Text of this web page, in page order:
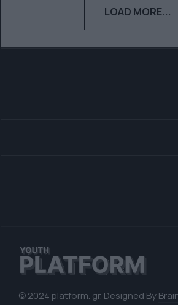
LOAD MORE...
© 2024 platform. gr. Designed By